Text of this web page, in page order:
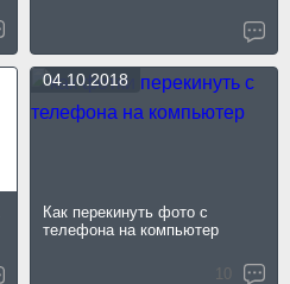
Как перекинуть фото с
телефона на компьютер
04.10.2018
10